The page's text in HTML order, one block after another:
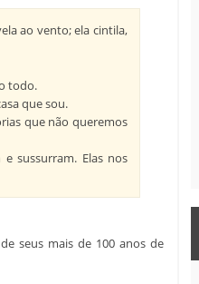
ao vento; ela cintila,
todo.
que sou.
que não queremos
sussurram. Elas nos
seus mais de 100 anos de